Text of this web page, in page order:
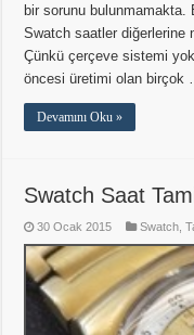
bir sorunu
Swatch saatler diğerlerine
Çünkü çerçeve sistemi yok
öncesi üretimi olan birçok …
Devamını Oku »
Swatch Saat
30 Ocak 2015 Swatch ,